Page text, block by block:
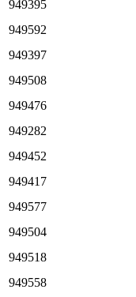
949395
949592
949397
949508
949476
949282
949452
949417
949577
949504
949518
949558